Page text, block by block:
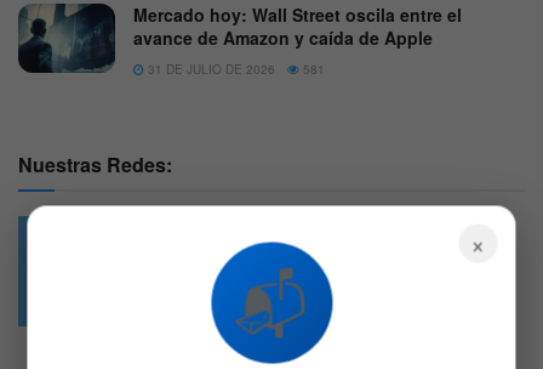
Mercado hoy: Wall Street oscila entre el
avance de Amazon y caída de Apple
31 DE JULIO DE 2026 581
Nuestras Redes:
4.7k
Followers
×
📬